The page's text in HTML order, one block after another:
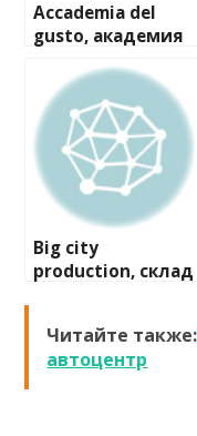
Accademia del
gusto, академия
Big city
production, склад
Читайте также:
автоцентр